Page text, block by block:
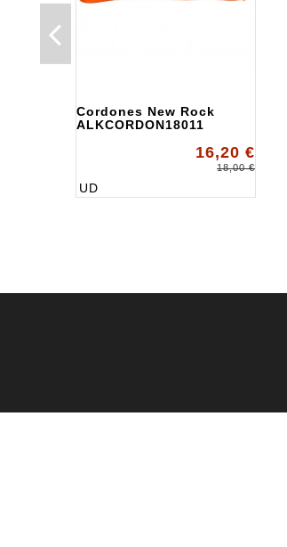
Cordones New Rock
ALKCORDON18011
16,20 €
18,00 €
UD